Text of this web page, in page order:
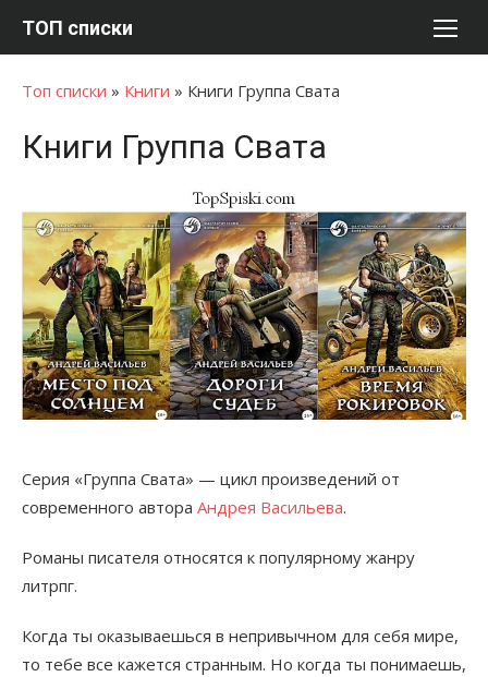
ТОП списки
Топ списки » Книги » Книги Группа Свата
Книги Группа Свата
Серия «Группа Свата» — цикл произведений от
современного автора Андрея Васильева.
Романы писателя относятся к популярному жанру
литрпг.
Когда ты оказываешься в непривычном для себя мире,
то тебе все кажется странным. Но когда ты понимаешь,